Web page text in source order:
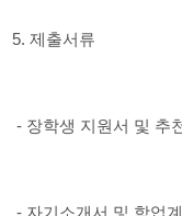
5. 제출서류
- 장학생 지원서 및 추